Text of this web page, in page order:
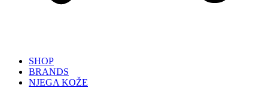
SHOP
BRANDS
NJEGA KOŽE